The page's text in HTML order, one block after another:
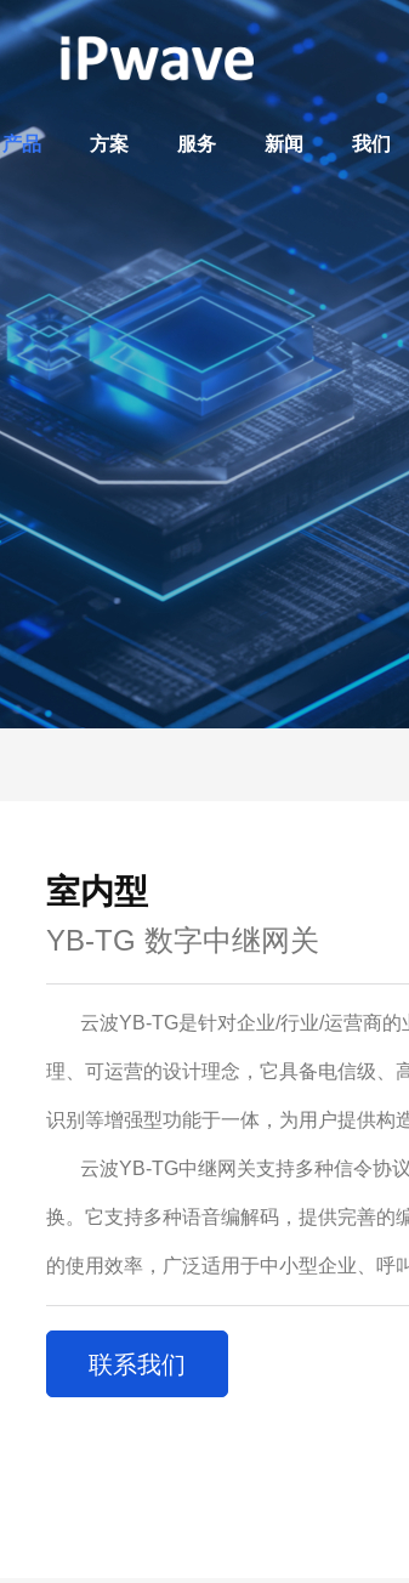
产品 方案 服务 新闻 我们
室内型
YB-TG 数字中继网关
云波YB-TG是针对企业/行业/运营商的
理、可运营的设计理念，它具备电信级、
识别等增强型功能于一体，为用户提供构
云波YB-TG中继网关支持多种信令协
换。它支持多种语音编解码，提供完善的
的使用效率，广泛适用于中小型企业、呼
联系我们